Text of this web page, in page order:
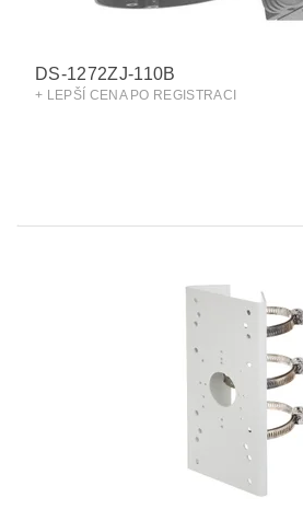
DS-1272ZJ-110B
+ LEPŠÍ CENA PO REGISTRACI